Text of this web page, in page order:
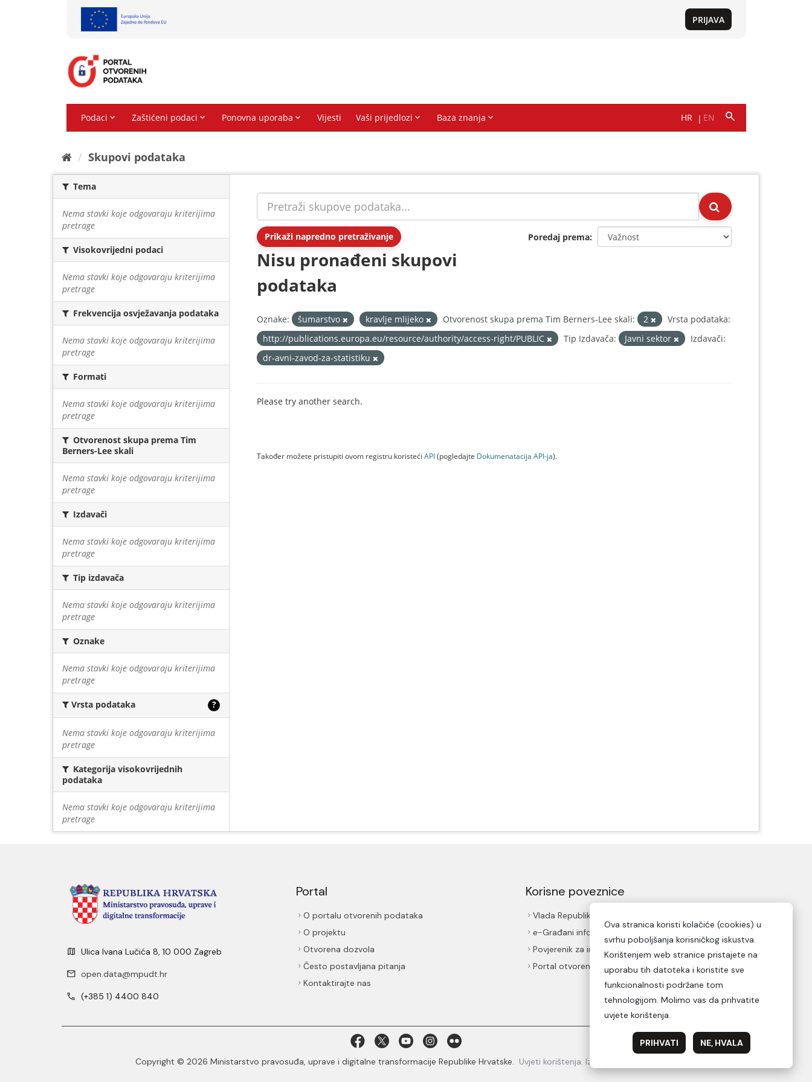
Skupovi podаtаkа
Tema
Nema stavki koje odgovaraju kriterijima
pretrage
Visokovrijedni podaci
Nema stavki koje odgovaraju kriterijima
pretrage
Frekvencija osvježavanja podataka
Nema stavki koje odgovaraju kriterijima
pretrage
Formati
Nema stavki koje odgovaraju kriterijima
pretrage
Otvorenost skupa prema Tim
Berners-Lee skali
Nema stavki koje odgovaraju kriterijima
pretrage
Izdavači
Nema stavki koje odgovaraju kriterijima
pretrage
Tip izdavača
Nema stavki koje odgovaraju kriterijima
pretrage
Oznake
Nema stavki koje odgovaraju kriterijima
pretrage
Vrsta podataka ?
Nema stavki koje odgovaraju kriterijima
pretrage
Kategorija visokovrijednih
podataka
Nema stavki koje odgovaraju kriterijima
pretrage
Prikaži napredno pretraživanje Poredaj prema
Nisu pronađeni skupovi
podataka
Oznake: šumarstvo kravlje mlijeko Otvorenost skupa prema Tim Berners-Lee skali: 2
Vrsta podataka:
http://publications.europa.eu/resource/authority/access-right/PUBLIC
Tip Izdavača: Javni sektor
Izdavači:
dr-avni-zavod-za-statistiku
Please try another search.
Također možete pristupiti ovom registru koristeći API(pogledajte Dokumenаtаcijа API-jа).